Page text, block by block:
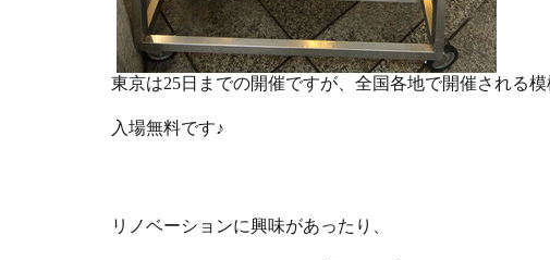
東京は25日までの開催ですが、全国各地で開催される模
入場無料です♪
リノベーションに興味があったり、